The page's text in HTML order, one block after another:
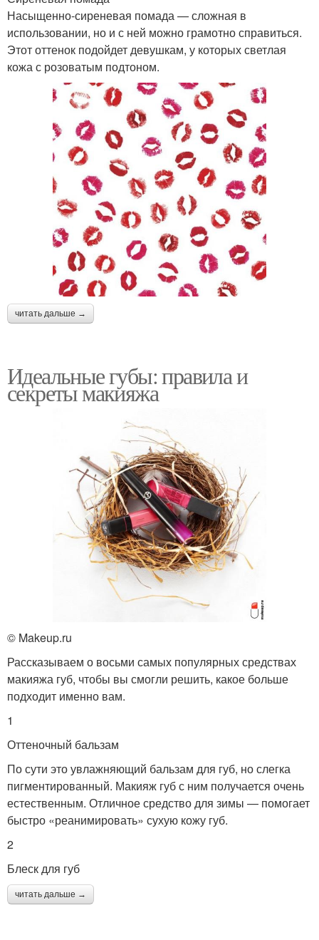
Насыщенно-сиреневая помада — сложная в
использовании, но и с ней можно грамотно справиться.
Этот оттенок подойдет девушкам, у которых светлая
кожа с розоватым подтоном.
читать дальше →
Идеальные губы: правила и
секреты макияжа
© Makeup.ru
Рассказываем о восьми самых популярных средствах
макияжа губ, чтобы вы смогли решить, какое больше
подходит именно вам.
1
Оттеночный бальзам
По сути это увлажняющий бальзам для губ, но слегка
пигментированный. Макияж губ с ним получается очень
естественным. Отличное средство для зимы — помогает
быстро «реанимировать» сухую кожу губ.
2
Блеск для губ
читать дальше →